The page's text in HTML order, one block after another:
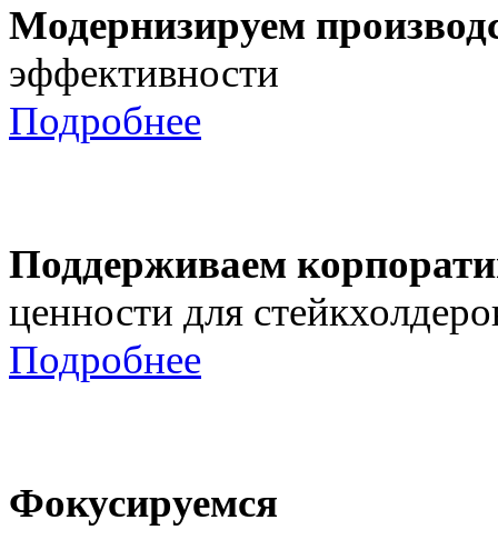
Модернизируем
эффективности
Подробнее
Поддерживаем
ценности для
Подробнее
Фокусируемся